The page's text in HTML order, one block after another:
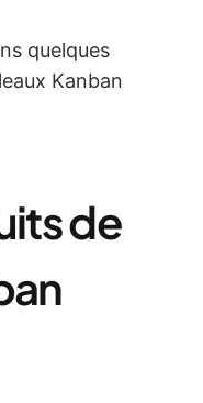
quelques
Kanban
de